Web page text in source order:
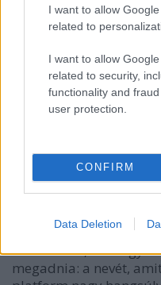
I want to allow
related to
I want to allow
related to security,
functionality and
user protection.
CONFIRM
Data Deletion
azután sem tudnak
hogy egy
azok az adatok
egyébként is elérhetők
résztvevő csatlakozik a
felhasználó, csak egy
megadnia: a nevét,